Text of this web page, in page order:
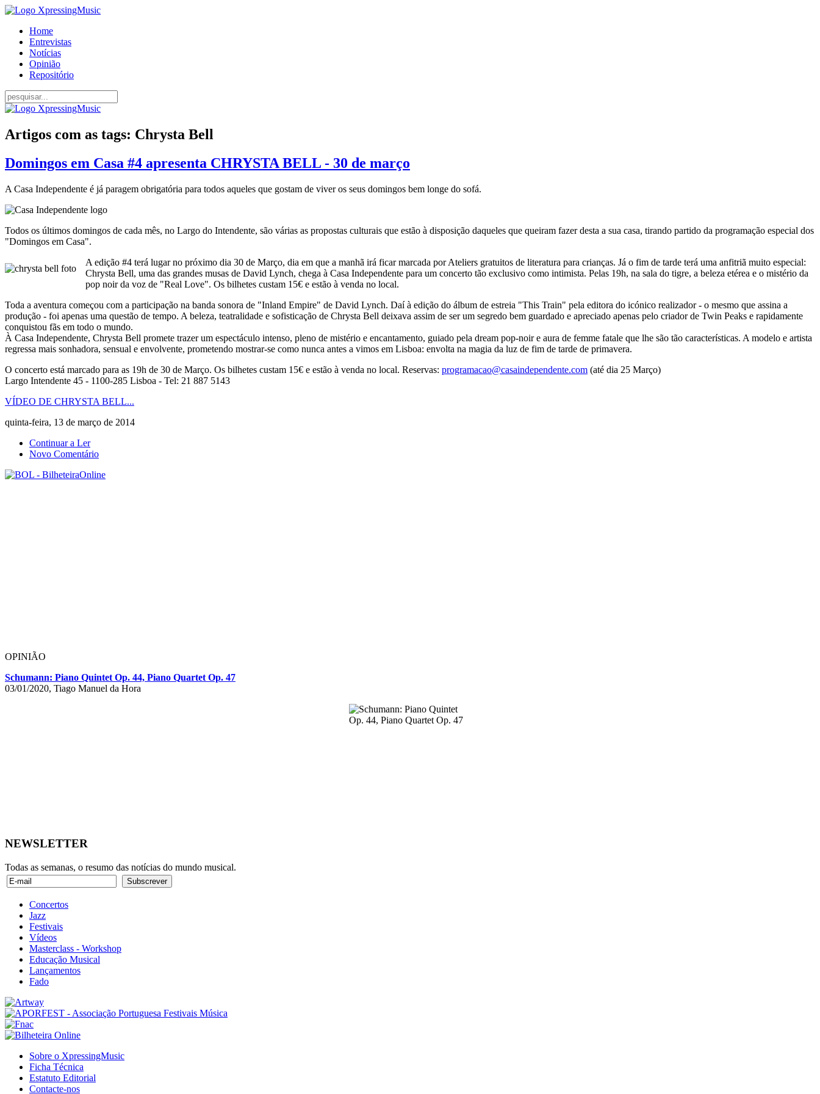
Home
Entrevistas
Notícias
Opinião
Repositório
Artigos com as tags: Chrysta Bell
Domingos em Casa #4 apresenta CHRYSTA BELL - 30 de março
A Casa Independente é já paragem obrigatória para todos aqueles que gostam de viver os seus domingos bem longe do sofá.
Todos os últimos domingos de cada mês, no Largo do Intendente, são várias as propostas culturais que estão à disposição daqueles que queiram fazer desta a sua casa, tirando partido da programação especial dos
"Domingos em Casa".
A edição #4 terá lugar no próximo dia 30 de Março, dia em que a manhã irá ficar marcada por Ateliers gratuitos de literatura para crianças. Já o fim de tarde terá uma anfitriã muito especial:
Chrysta Bell, uma das grandes musas de David Lynch, chega à Casa Independente para um concerto tão exclusivo como intimista. Pelas 19h, na sala do tigre, a beleza etérea e o mistério da
pop noir da voz de "Real Love". Os bilhetes custam 15€ e estão à venda no local.
Toda a aventura começou com a participação na banda sonora de "Inland Empire" de David Lynch. Daí à edição do álbum de estreia "This Train" pela editora do icónico realizador - o mesmo que assina a
produção - foi apenas uma questão de tempo. A beleza, teatralidade e sofisticação de Chrysta Bell deixava assim de ser um segredo bem guardado e apreciado apenas pelo criador de Twin Peaks e rapidamente
conquistou fãs em todo o mundo.
À Casa Independente, Chrysta Bell promete trazer um espectáculo intenso, pleno de mistério e encantamento, guiado pela dream pop-noir e aura de femme fatale que lhe são tão características. A modelo e artista
regressa mais sonhadora, sensual e envolvente, prometendo mostrar-se como nunca antes a vimos em Lisboa: envolta na magia da luz de fim de tarde de primavera.
O concerto está marcado para as 19h de 30 de Março. Os bilhetes custam 15€ e estão à venda no local. Reservas: programacao@casaindependente.com (até dia 25 Março)
Largo Intendente 45 - 1100-285 Lisboa - Tel: 21 887 5143
VÍDEO DE CHRYSTA BELL...
quinta-feira, 13 de março de 2014
Continuar a Ler
Novo Comentário
OPINIÃO
Schumann: Piano Quintet Op. 44, Piano Quartet Op. 47
03/01/2020, Tiago Manuel da Hora
NEWSLETTER
Todas as semanas, o resumo das notícias do mundo musical.
Concertos
Jazz
Festivais
Vídeos
Masterclass - Workshop
Educação Musical
Lançamentos
Fado
Sobre o XpressingMusic
Ficha Técnica
Estatuto Editorial
Contacte-nos